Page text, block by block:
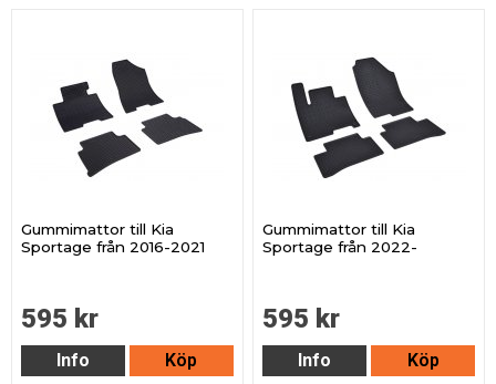
Gummimattor till Kia
Sportage från 2016-2021
595 kr
Info Köp
Gummimattor till Kia
Sportage från 2022-
595 kr
Info Köp